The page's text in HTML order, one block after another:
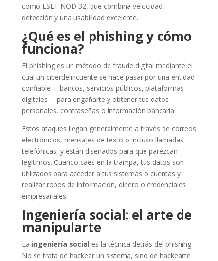
como ESET NOD 32, que combina velocidad,
detección y una usabilidad excelente.
¿Qué es el phishing y cómo
funciona?
El phishing es un método de fraude digital mediante el
cual un ciberdelincuente se hace pasar por una entidad
confiable —bancos, servicios públicos, plataformas
digitales— para engañarte y obtener tus datos
personales, contraseñas o información bancaria.
Estos ataques llegan generalmente a través de correos
electrónicos, mensajes de texto o incluso llamadas
telefónicas, y están diseñados para que parezcan
legítimos. Cuando caes en la trampa, tus datos son
utilizados para acceder a tus sistemas o cuentas y
realizar robos de información, dinero o credenciales
empresariales.
Ingeniería social: el arte de
manipularte
La ingeniería social es la técnica detrás del phishing.
No se trata de hackear un sistema, sino de hackearte